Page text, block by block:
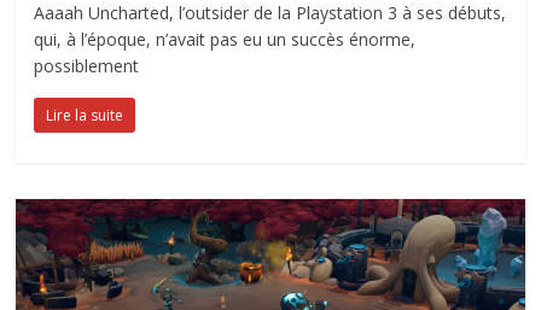
Aaaah Uncharted, l’outsider de la Playstation 3 à ses débuts,
qui, à l’époque, n’avait pas eu un succès énorme,
possiblement
Lire la suite